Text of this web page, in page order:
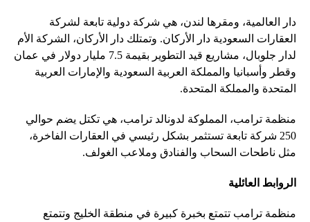
دار العالمية، ومقرها لندن، هي شركة دولية تابعة لشركة
العقارات السعودية دار الأركان. وتمتلك دار الأركان، الشركة الأم
لدار جلوبال، مشاريع قيد التطوير بقيمة 7.5 مليار دولار في عمان
وقطر وأسبانيا والمملكة العربية السعودية والإمارات العربية
المتحدة والمملكة المتحدة.
منظمة ترامب، المملوكة لدونالد ترامب، هي تكتل يضم حوالي
250 شركة تابعة تستثمر بشكل رئيسي في العقارات الفاخرة،
مثل ناطحات السحاب والفنادق وملاعب الغولف.
الروابط العائلية
منظمة ترامب تتمتع بخبرة كبيرة في منطقة الخليج وتتمتع